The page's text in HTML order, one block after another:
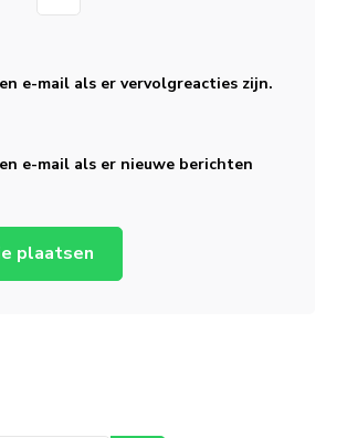
e-mail als er vervolgreacties zijn.
e-mail als er nieuwe berichten